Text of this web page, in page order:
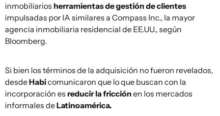
inmobiliarios herramientas de gestión de clientes
impulsadas por IA similares a Compass Inc., la mayor
agencia inmobiliaria residencial de EE.UU., según
Bloomberg.
Si bien los términos de la adquisición no fueron revelados,
desdeHabicomunicaron que lo que buscan con la
incorporación es reducir la fricción en los mercados
informales deLatinoamérica.